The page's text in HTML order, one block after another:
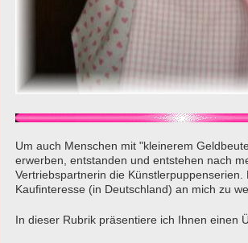
Um auch Menschen mit "kleinerem
erwerben, entstanden und entstehen nach
Vertriebspartnerin die
Kaufinteresse (in Deutschland) an mich zu
In dieser Rubrik präsentiere ich Ihnen einen